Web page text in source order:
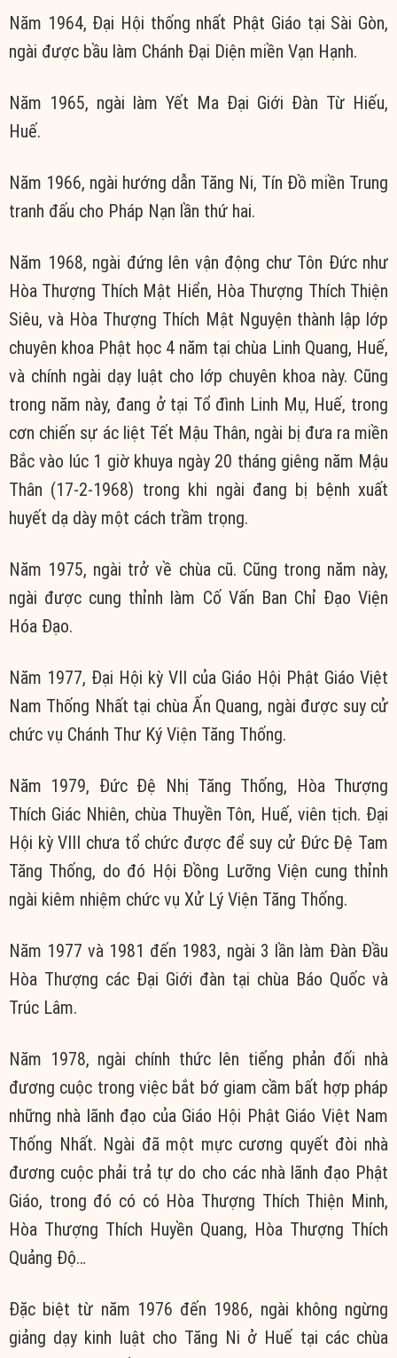
Năm 1964, Đại Hội thống nhất Phật Giáo tại Sài Gòn,
ngài được bầu làm Chánh Đại Diện miền Vạn Hạnh.
Năm 1965, ngài làm Yết Ma Đại Giới Đàn Từ Hiếu,
Huế.
Năm 1966, ngài hướng dẫn Tăng Ni, Tín Đồ miền Trung
tranh đấu cho Pháp Nạn lần thứ hai.
Năm 1968, ngài đứng lên vận động chư Tôn Đức như
Hòa Thượng Thích Mật Hiển, Hòa Thượng Thích Thiện
Siêu, và Hòa Thượng Thích Mật Nguyện thành lập lớp
chuyên khoa Phật học 4 năm tại chùa Linh Quang, Huế,
và chính ngài dạy luật cho lớp chuyên khoa này. Cũng
trong năm này, đang ở tại Tổ đình Linh Mụ, Huế, trong
cơn chiến sự ác liệt Tết Mậu Thân, ngài bị đưa ra miền
Bắc vào lúc 1 giờ khuya ngày 20 tháng giêng năm Mậu
Thân (17-2-1968) trong khi ngài đang bị bệnh xuất
huyết dạ dày một cách trầm trọng.
Năm 1975, ngài trở về chùa cũ. Cũng trong năm này,
ngài được cung thỉnh làm Cố Vấn Ban Chỉ Đạo Viện
Hóa Đạo.
Năm 1977, Đại Hội kỳ VII của Giáo Hội Phật Giáo Việt
Nam Thống Nhất tại chùa Ấn Quang, ngài được suy cử
chức vụ Chánh Thư Ký Viện Tăng Thống.
Năm 1979, Đức Đệ Nhị Tăng Thống, Hòa Thượng
Thích Giác Nhiên, chùa Thuyền Tôn, Huế, viên tịch. Đại
Hội kỳ VIII chưa tổ chức được để suy cử Đức Đệ Tam
Tăng Thống, do đó Hội Đồng Lưỡng Viện cung thỉnh
ngài kiêm nhiệm chức vụ Xử Lý Viện Tăng Thống.
Năm 1977 và 1981 đến 1983, ngài 3 lần làm Đàn Đầu
Hòa Thượng các Đại Giới đàn tại chùa Báo Quốc và
Trúc Lâm.
Năm 1978, ngài chính thức lên tiếng phản đối nhà
đương cuộc trong việc bắt bớ giam cầm bất hợp pháp
những nhà lãnh đạo của Giáo Hội Phật Giáo Việt Nam
Thống Nhất. Ngài đã một mực cương quyết đòi nhà
đương cuộc phải trả tự do cho các nhà lãnh đạo Phật
Giáo, trong đó có có Hòa Thượng Thích Thiện Minh,
Hòa Thượng Thích Huyền Quang, Hòa Thượng Thích
Quảng Độ…
Đặc biệt từ năm 1976 đến 1986, ngài không ngừng
giảng dạy kinh luật cho Tăng Ni ở Huế tại các chùa